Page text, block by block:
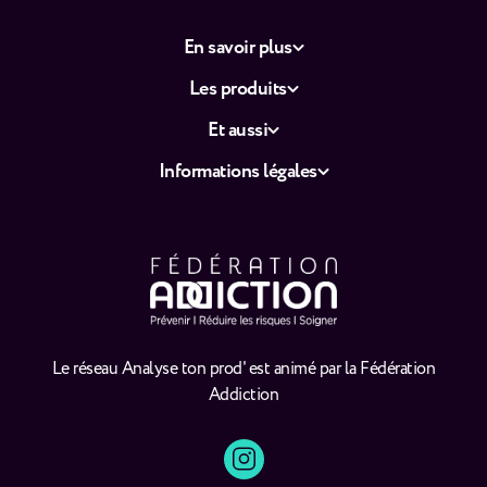
Le réseau Analyse ton prod' est animé par la Fédération
Addiction
En savoir plus
Les produits
Et aussi
Informations légales